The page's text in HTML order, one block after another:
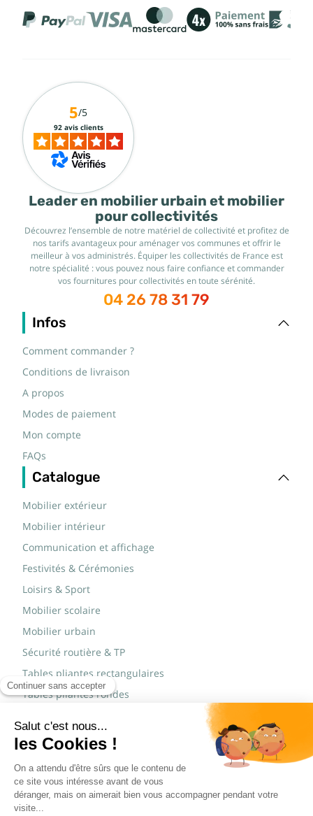
Leader en mobilier urbain et mobilier
pour collectivités
Découvrez l’ensemble de notre matériel de collectivité et profitez de
nos tarifs avantageux pour aménager vos communes et offrir le
meilleur à vos administrés. Équiper les collectivités de France est
notre spécialité : vous pouvez nous faire confiance et commander
vos fournitures pour collectivités en toute sérénité.
04 26 78 31 79
Infos
Comment commander ?
Conditions de livraison
A propos
Modes de paiement
Mon compte
FAQs
Catalogue
Mobilier extérieur
Mobilier intérieur
Communication et affichage
Festivités & Cérémonies
Loisirs & Sport
Mobilier scolaire
Mobilier urbain
Sécurité routière & TP
Tables pliantes rectangulaires
Tables pliantes rondes
Marques
JAD Groupe
Procity®
5/5
92 avis clients